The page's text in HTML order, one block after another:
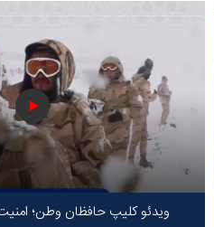
ویدئو کلیپ حافظان وطن؛